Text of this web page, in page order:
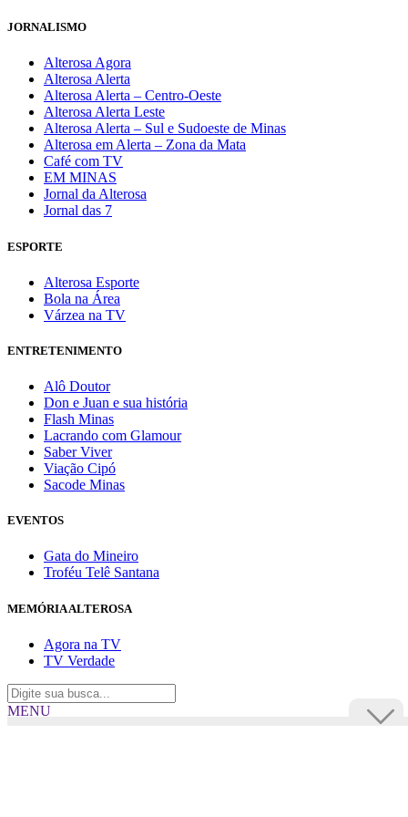
JORNALISMO
Alterosa Agora
Alterosa Alerta
Alterosa Alerta – Centro-Oeste
Alterosa Alerta Leste
Alterosa Alerta – Sul e Sudoeste de Minas
Alterosa em Alerta – Zona da Mata
Café com TV
EM MINAS
Jornal da Alterosa
Jornal das 7
ESPORTE
Alterosa Esporte
Bola na Área
Várzea na TV
ENTRETENIMENTO
Alô Doutor
Don e Juan e sua história
Flash Minas
Lacrando com Glamour
Saber Viver
Viação Cipó
Sacode Minas
EVENTOS
Gata do Mineiro
Troféu Telê Santana
MEMÓRIA ALTEROSA
Agora na TV
TV Verdade
MENU